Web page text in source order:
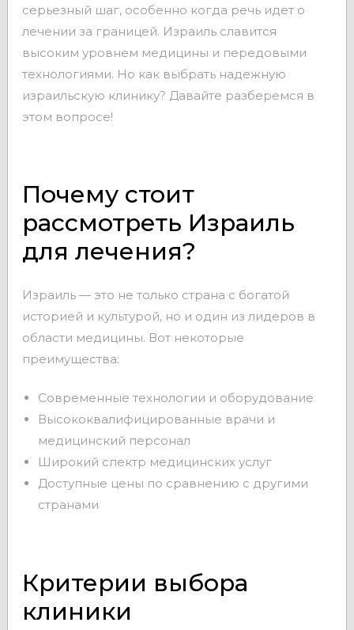
серьезный шаг, особенно когда речь идет о
лечении за границей. Израиль славится
высоким уровнем медицины и передовыми
технологиями. Но как выбрать надежную
израильскую клинику? Давайте разберемся в
этом вопросе!
Почему стоит
рассмотреть Израиль
для лечения?
Израиль — это не только страна с богатой
историей и культурой, но и один из лидеров в
области медицины. Вот некоторые
преимущества:
Современные технологии и оборудование
Высококвалифицированные врачи и
медицинский персонал
Широкий спектр медицинских услуг
Доступные цены по сравнению с другими
странами
Критерии выбора
клиники